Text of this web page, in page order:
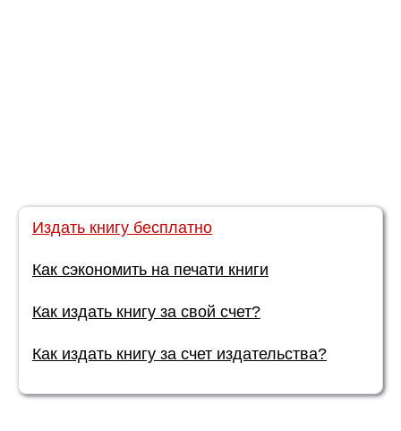
Издать книгу бесплатно
Как сэкономить на печати книги
Как издать книгу за свой счет?
Как издать книгу за счет издательства?